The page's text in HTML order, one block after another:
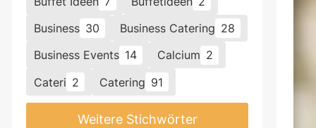
andere Textur und
Je besser die Bohnen, desto
gemahlen ist immer besser als alter
aromatische Waffe auf Chef-
Business 30 Business Catering 28
Business Events 14 Calcium 2
Cateri 2 Catering 91
Weitere Stichwörter